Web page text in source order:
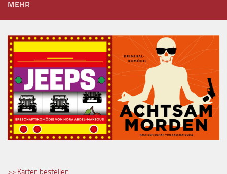
MEHR
>> Karten bestellen